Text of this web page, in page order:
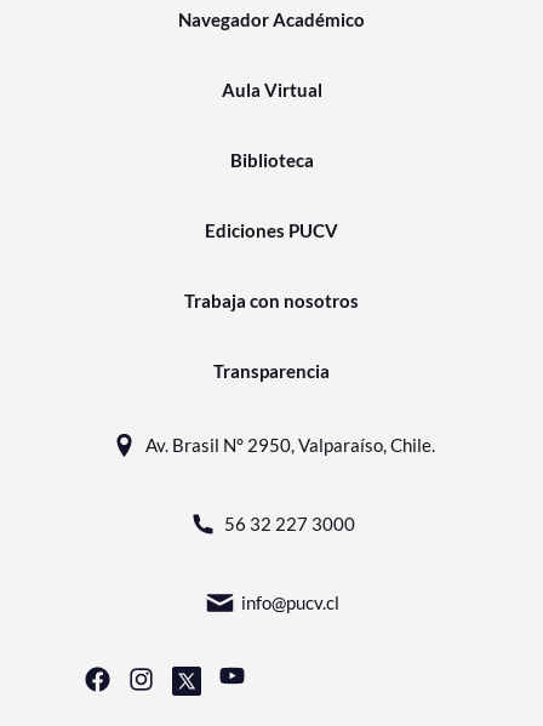
Navegador Académico
Aula Virtual
Biblioteca
Ediciones PUCV
Trabaja con nosotros
Transparencia
Av. Brasil N° 2950, Valparaíso, Chile.
56 32 227 3000
info@pucv.cl